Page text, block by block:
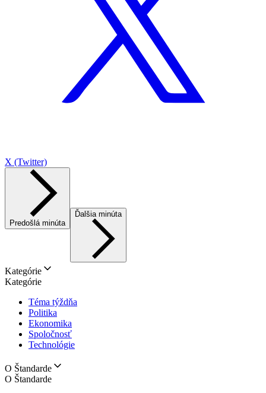
X (Twitter)
Predošlá minúta
Ďalšia minúta
Kategórie
Kategórie
Téma týždňa
Politika
Ekonomika
Spoločnosť
Technológie
O Štandarde
O Štandarde